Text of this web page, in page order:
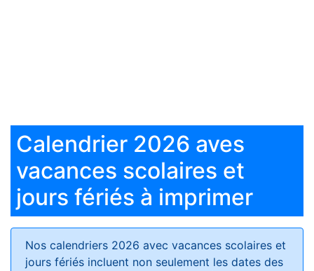
Calendrier 2026 aves
vacances scolaires et
jours fériés à imprimer
Nos calendriers 2026 avec vacances scolaires et
jours fériés incluent non seulement les dates des